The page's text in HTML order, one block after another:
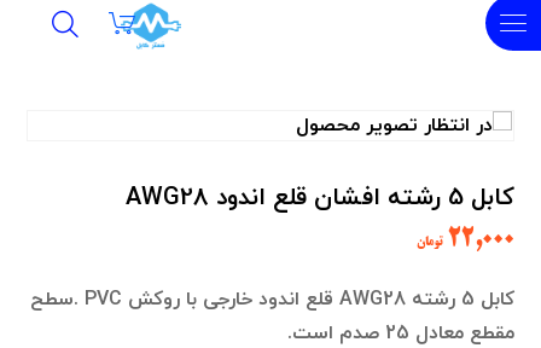
کابل 5 رشته افشان قلع اندود AWG28
۲۲,۰۰۰ تومان
کابل 5 رشته AWG28 قلع اندود خارجی با روکش PVC .سطح
مقطع معادل 25 صدم است.